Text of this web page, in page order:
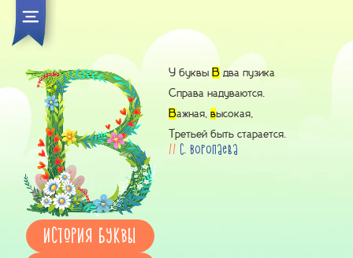
ИСТОРИЯ БУКВЫ
У буквы В два пузика
Справа надуваются.
Важная,высокая,
Третьей быть старается.
// С. Воропаева